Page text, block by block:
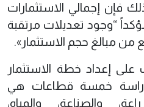
لذلك فإن إجمالي الاستثمارات
مؤكداً “وجود تعديلات مرتقبة
مبالغ حجم الاستثمار».
إعداد خطة الاستثمار
دراسة خمسة قطاعات هي
والصناعة، والمياه،